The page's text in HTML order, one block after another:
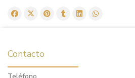
Contacto